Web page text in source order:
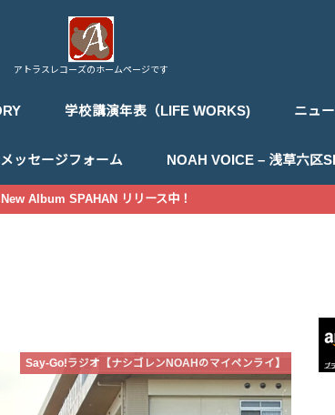
アトラスレコーズのホームページです
学校講演年表（LIFE WORKS) ニュ
ッセージフォーム NOAH VOICE – 浅草六区
New Album SPAHAN リリース中！
Say-Go!ラジオ【ナシゴレンNOAHのマイペンライ】